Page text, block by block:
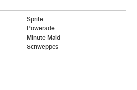
Sprite
Powerade
Minute Maid
Schweppes